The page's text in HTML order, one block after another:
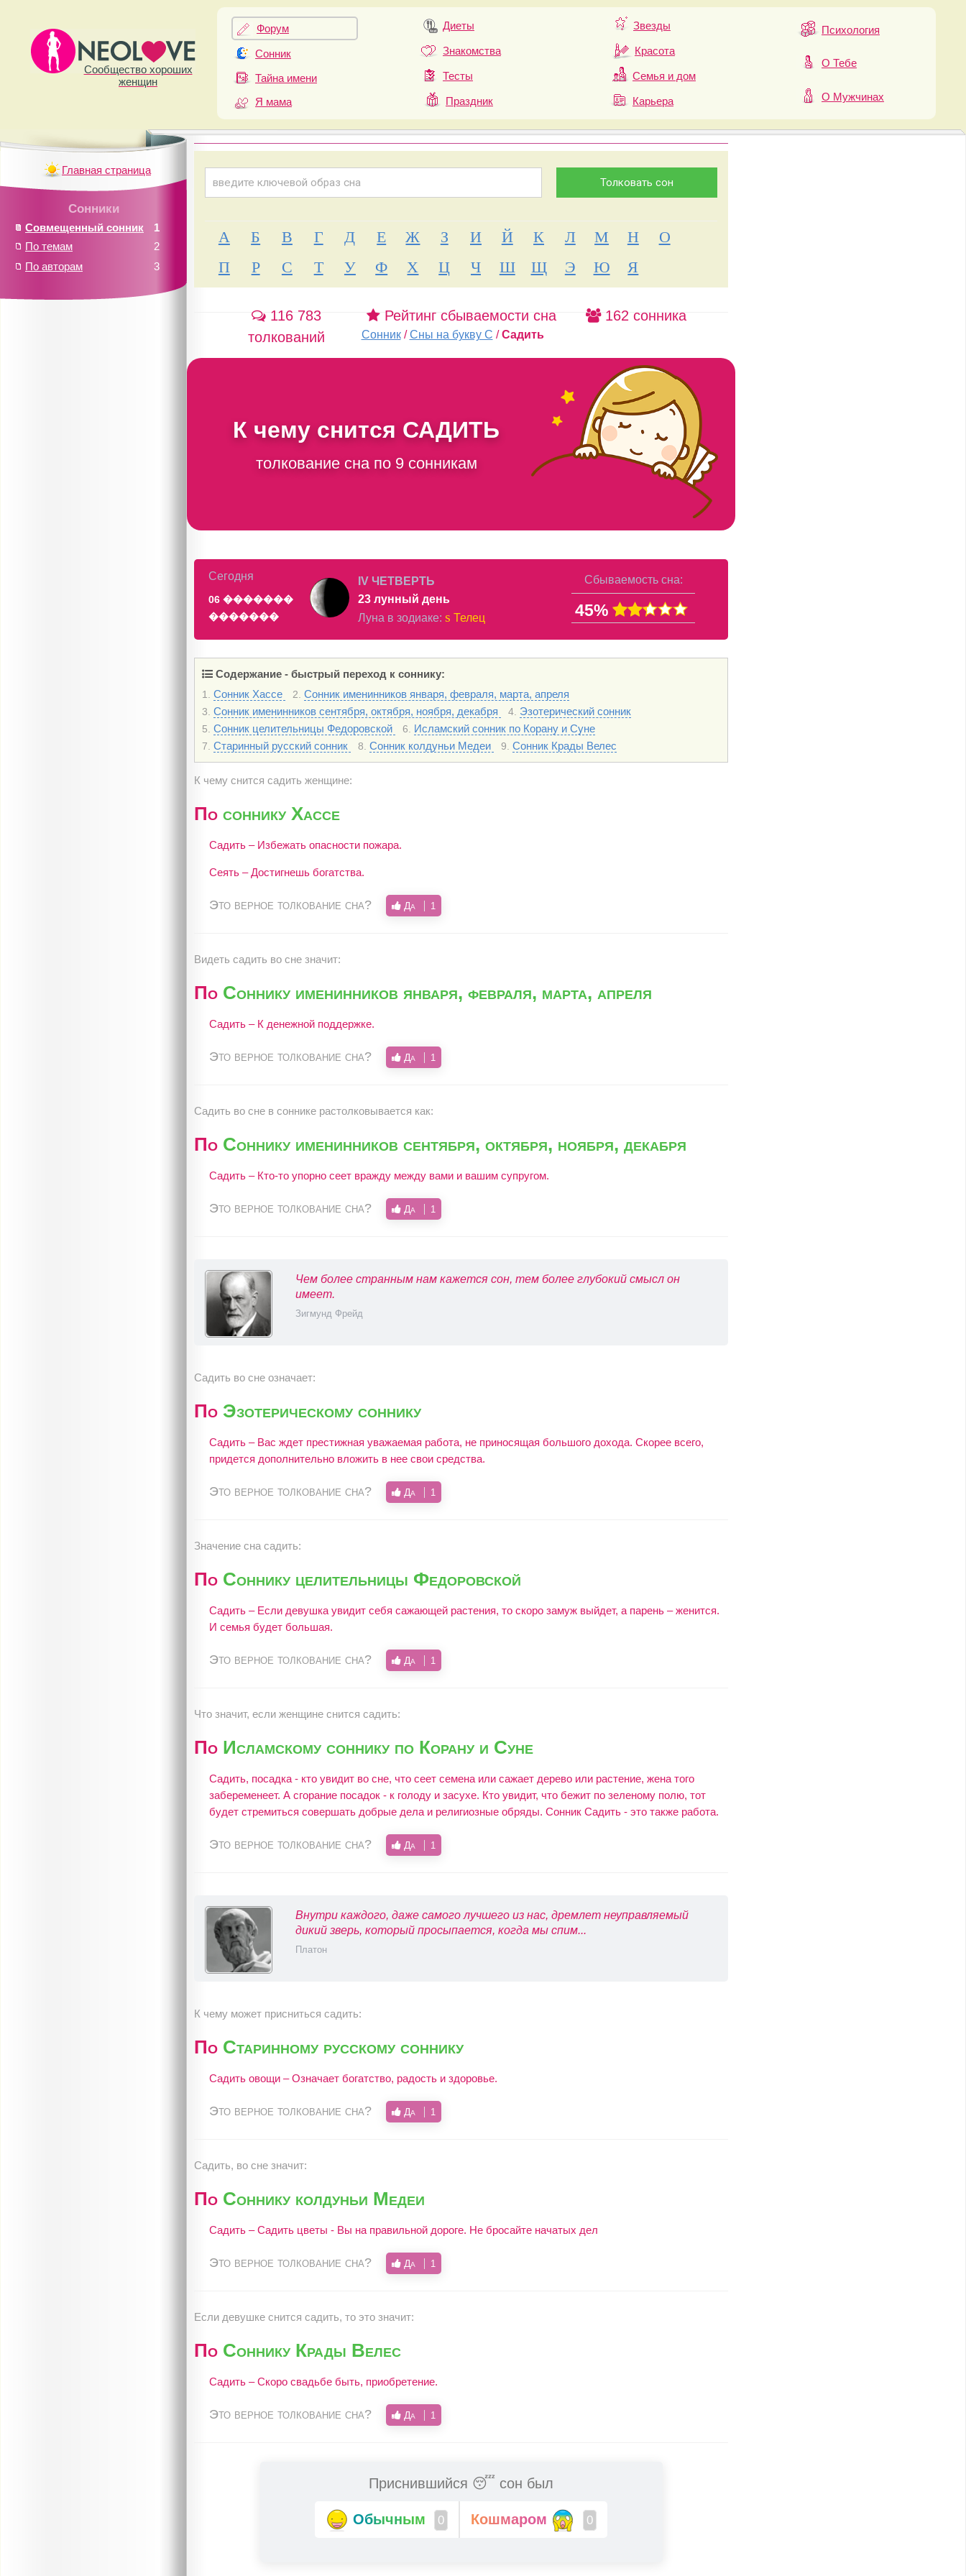
Сообщество хороших
женщин
Форум
Сонник
Тайна имени
Я мама
Диеты
Знакомства
Тесты
Праздник
Звезды
Красота
Семья и дом
Карьера
Психология
О Тебе
О Мужчинах
А Б В Г Д Е Ж З И Й К Л М Н
О
П
Р С Т У Ф Х Ц Ч Ш Щ Э Ю Я
116 783
толкований
Рейтинг сбываемости сна 162 сонника
Сонник /Сны на букву С /Садить
К чему снится САДИТЬ
толкование сна по 9 сонникам
Сегодня
06 �������
�������
IV ЧЕТВЕРТЬ
23 лунный день
Луна в зодиаке: s Телец
Сбываемость сна:
45%
Содержание - быстрый переход к соннику:
1. Сонник Хассе 2. Сонник именинников января, февраля, марта, апреля
3. Сонник именинников сентября, октября, ноября, декабря 4. Эзотерический сонник
5. Сонник целительницы Федоровской 6. Исламский сонник по Корану и Суне
7. Старинный русский сонник 8. Сонник колдуньи Медеи 9. Сонник Крады Велес
К чему снится садить женщине:
По соннику Хассе
Садить – Избежать опасности пожара.
Сеять – Достигнешь богатства.
Это верное толкование сна? Да 1
Видеть садить во сне значит:
По Соннику именинников января, февраля, марта, апреля
Садить – К денежной поддержке.
Это верное толкование сна? Да 1
Садить во сне в соннике растолковывается как:
По Соннику именинников сентября, октября, ноября, декабря
Садить – Кто-то упорно сеет вражду между вами и вашим супругом.
Это верное толкование сна? Да 1
Чем более странным нам кажется сон, тем более глубокий смысл он
имеет.
Зигмунд Фрейд
Садить во сне означает:
По Эзотерическому соннику
Садить – Вас ждет престижная уважаемая работа, не приносящая большого дохода. Скорее всего,
придется дополнительно вложить в нее свои средства.
Это верное толкование сна? Да 1
Значение сна садить:
По Соннику целительницы Федоровской
Садить – Если девушка увидит себя сажающей растения, то скоро замуж выйдет, а парень – женится.
И семья будет большая.
Это верное толкование сна? Да 1
Что значит, если женщине снится садить:
По Исламскому соннику по Корану и Суне
Садить, посадка - кто увидит во сне, что сеет семена или сажает дерево или растение, жена того
забеременеет. А сгорание посадок - к голоду и засухе. Кто увидит, что бежит по зеленому полю, тот
будет стремиться совершать добрые дела и религиозные обряды. Сонник Садить - это также работа.
Это верное толкование сна? Да 1
Внутри каждого, даже самого лучшего из нас, дремлет неуправляемый
дикий зверь, который просыпается, когда мы спим...
Платон
К чему может присниться садить:
По Старинному русскому соннику
Садить овощи – Означает богатство, радость и здоровье.
Это верное толкование сна? Да 1
Садить, во сне значит:
По Соннику колдуньи Медеи
Садить – Садить цветы - Вы на правильной дороге. Не бросайте начатых дел
Это верное толкование сна? Да 1
Если девушке снится садить, то это значит:
По Соннику Крады Велес
Садить – Скоро свадьбе быть, приобретение.
Это верное толкование сна? Да 1
Приснившийся 😴 сон был
Обычным 0 Кошмаром 0
Главная страница
Сонники
1
Совмещенный сонник
2
По темам
3
По авторам